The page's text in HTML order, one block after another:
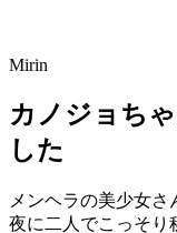
Mirin
カノジョち
した
メンヘラの美少女さ
夜に二人でこっそり